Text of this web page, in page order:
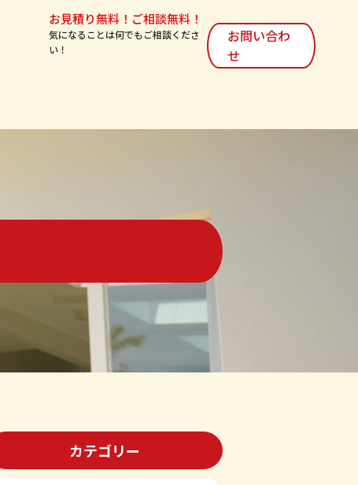
お見積り無料！ご相談無料！
気になることは何でもご相談くださ
い！
お問い合わ
せ
カテゴリー